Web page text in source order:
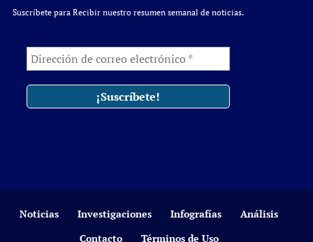
Suscríbete para Recibir nuestro resumen semanal de noticias.
Noticias Investigaciones Infografías
Análisis
Contacto
Términos de Uso